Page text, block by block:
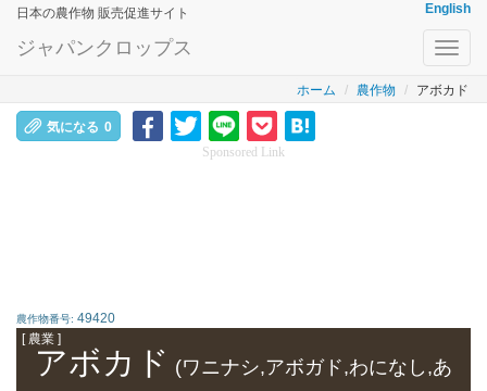
日本の農作物 販売促進サイト English
ジャパンクロップス
ホーム 農作物 アボカド
気になる 0
Sponsored Link
農作物番号: 49420
[ 農業 ]
アボカド (ワニナシ,アボガド,わになし,あ